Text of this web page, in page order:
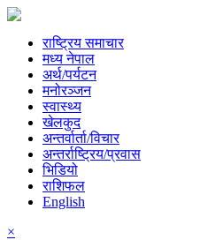
राष्ट्रिय समाचार
मध्य नेपाल
अर्थ/पर्यटन
मनोरञ्जन
स्वास्थ्य
खेलकुद
अन्तर्वार्ता/विचार
अन्तर्राष्ट्रिय/प्रवास
भिडियो
राशिफल
English
×